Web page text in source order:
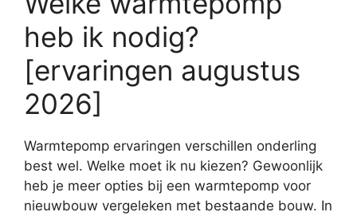
heb ik nodig?
[ervaringen augustus
2026]
Warmtepomp ervaringen verschillen onderling
best wel. Welke moet ik nu kiezen? Gewoonlijk
heb je meer opties bij een warmtepomp voor
nieuwbouw vergeleken met bestaande bouw. In